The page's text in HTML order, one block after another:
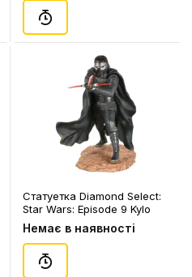
Статуетка Diamond Select:
Star Wars: Episode 9 Kylo
Ren, (83811)
Немає в наявності